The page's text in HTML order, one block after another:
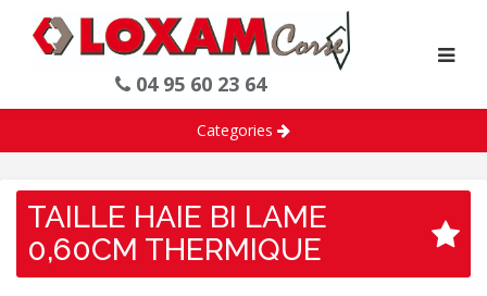
04 95 60 23 64
Categories
TAILLE HAIE BI LAME
0,60CM THERMIQUE